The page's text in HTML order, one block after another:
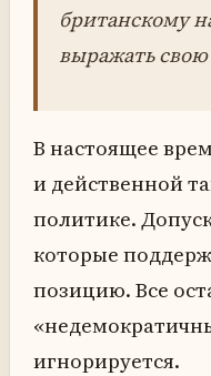
британскому
выражать
В настоящее
и действенной
политике.
которые
позицию. Все
игнорируется.